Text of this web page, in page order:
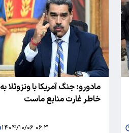
مادورو: جنگ آمریکا با ونزوئلا به
خاطر غارت منابع ماست
۱۴۰۴/۱۰/۰۶ ۰۶:۲۱